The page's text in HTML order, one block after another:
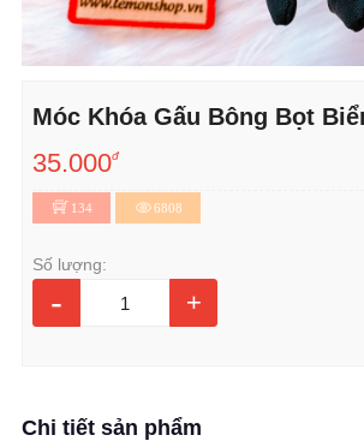
Móc Khóa Gấu Bông Bọt
35.000đ
134 6808
Số lượng:
- +
Chi tiết sản phẩm